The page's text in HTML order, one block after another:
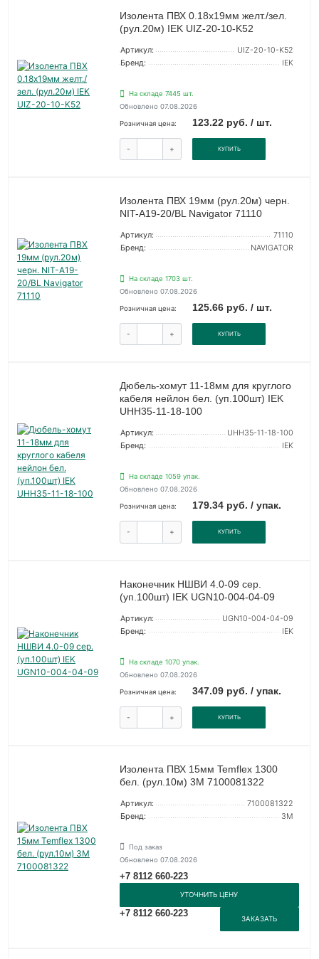
Изолента ПВХ 0.18х19мм желт./зел.
(рул.20м) IEK UIZ-20-10-K52
Артикул:
UIZ-20-10-K52
Бренд:
IEK
На складе 7445 шт.
Обновлено 07.08.2026
Розничная цена: 123.22 руб. / шт.
- + КУПИТЬ
Изолента ПВХ 19мм (рул.20м) черн.
NIT-A19-20/BL Navigator 71110
Артикул:
71110
Бренд:
NAVIGATOR
На складе 1703 шт.
Обновлено 07.08.2026
Розничная цена: 125.66 руб. / шт.
- + КУПИТЬ
Дюбель-хомут 11-18мм для круглого
кабеля нейлон бел. (уп.100шт) IEK
UHH35-11-18-100
Артикул:
UHH35-11-18-100
Бренд:
IEK
На складе 1059 упак.
Обновлено 07.08.2026
Розничная цена: 179.34 руб. / упак.
- + КУПИТЬ
Наконечник НШВИ 4.0-09 сер.
(уп.100шт) IEK UGN10-004-04-09
Артикул:
UGN10-004-04-09
Бренд:
IEK
На складе 1070 упак.
Обновлено 07.08.2026
Розничная цена: 347.09 руб. / упак.
- + КУПИТЬ
Изолента ПВХ 15мм Temflex 1300
бел. (рул.10м) 3М 7100081322
Артикул:
7100081322
Бренд:
3М
Под заказ
Обновлено 07.08.2026
+7 8112 660-223
УТОЧНИТЬ ЦЕНУ
+7 8112 660-223
ЗАКАЗАТЬ